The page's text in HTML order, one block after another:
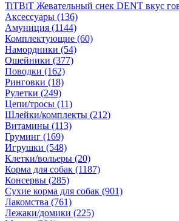
TiTBiT Жевательный снек DENT вкус
Аксессуары (136)
Амуниция (1144)
Комплектующие (60)
Намордники (54)
Ошейники (377)
Поводки (162)
Ринговки (18)
Рулетки (249)
Цепи/тросы (11)
Шлейки/комплекты (212)
Витамины (113)
Груминг (169)
Игрушки (548)
Клетки/вольеры (20)
Корма для собак (1187)
Консервы (285)
Сухие корма для собак (901)
Лакомства (761)
Лежаки/домики (225)